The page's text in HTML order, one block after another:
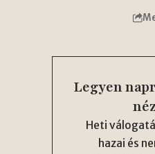
Legyen
Heti
hazai és